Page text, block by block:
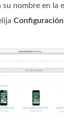
nombre en la
Configuración